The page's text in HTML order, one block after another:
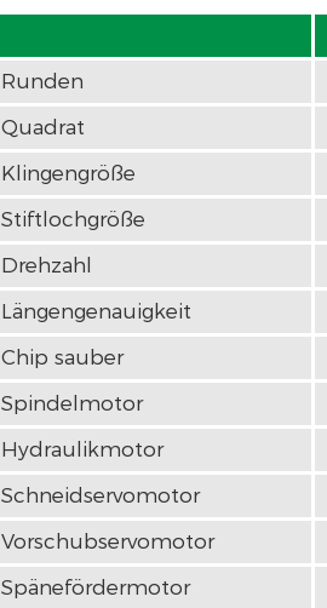
Runden
Quadrat
Klingengröße
Stiftlochgröße
Drehzahl
Längengenauigkeit
Chip sauber
Spindelmotor
Hydraulikmotor
Schneidservomotor
Vorschubservomotor
Spänefördermotor